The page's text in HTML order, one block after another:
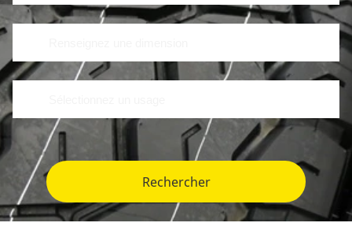
Rechercher